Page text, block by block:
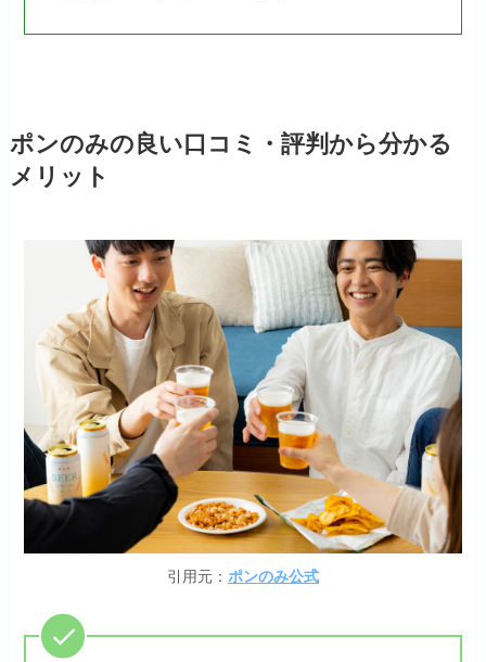
ポンのみの良い口コミ・評判から分かる
メリット
引用元： ポンのみ公式